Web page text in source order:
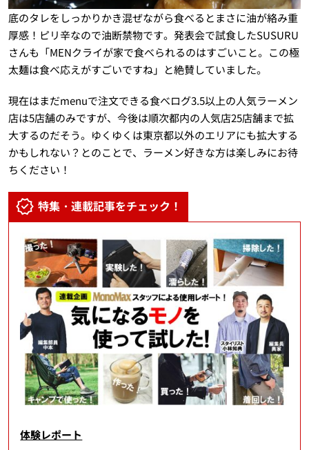
底のタレをしっかりかき混ぜながら食べるとまさに油が絡み重
厚感！ピリ辛なので油断禁物です。発表会で試食したSUSURU
さんも「MENクライが家で食べられるのはすごいこと。この極
太麺は食べ応えがすごいですね」と絶賛していました。
現在はまだmenuで注文できる食べログ3.5以上の人気ラーメン
店は5店舗のみですが、今後は順次都内の人気店25店舗まで拡
大するのだそう。ゆくゆくは東京都以外のエリアにも拡大する
かもしれない？とのことで、ラーメン好きな方は楽しみにお待
ちください！
特集・連載記事をチェック！
体験レポート